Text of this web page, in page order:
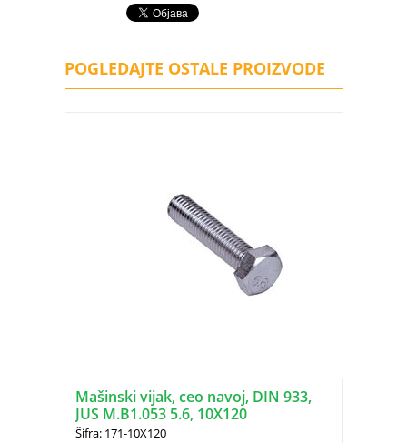
POGLEDAJTE OSTALE PROIZVODE
Mašinski vijak, ceo navoj, DIN 933,
JUS M.B1.053 5.6, 10X120
Šifra: 171-10X120